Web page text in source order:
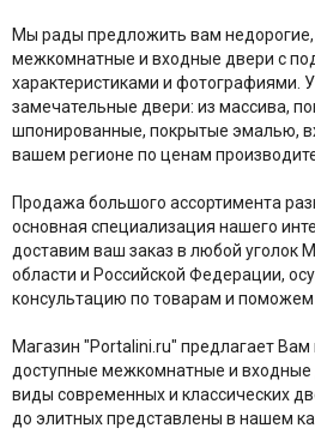
Мы рады предложить вам недорогие,
межкомнатные и входные двери с
характеристиками и фотографиями.
замечательные двери: из массива,
шпонированные, покрытые эмалью,
вашем регионе по ценам
Продажа большого ассортимента
основная специализация нашего
доставим ваш заказ в любой уголок
области и Российской Федерации,
консультацию по товарам и поможем
Магазин "Portalini.ru" предлагает Вам
доступные межкомнатные и входные
виды современных и классических
до элитных представлены в нашем